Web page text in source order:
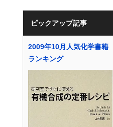
ピックアップ記事
2009年10月人気化学書籍
ランキング